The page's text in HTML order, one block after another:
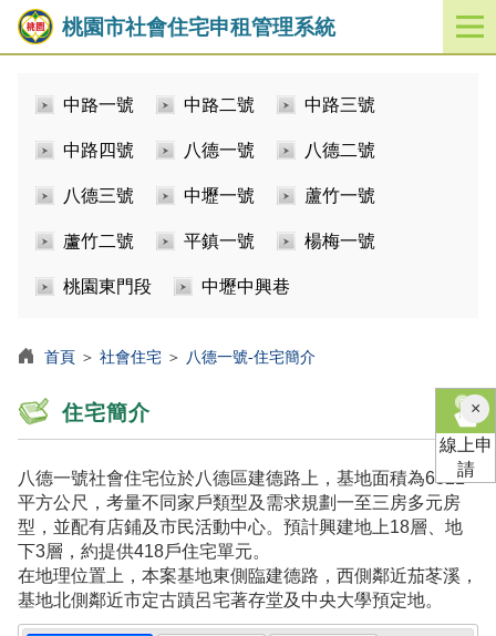
桃園市社會住宅申租管理系統
開
啟
中路一號 中路二號 中路三號
中路四號 八德一號 八德二號
八德三號 中壢一號 蘆竹一號
蘆竹二號 平鎮一號 楊梅一號
桃園東門段 中壢中興巷
首頁 ＞ 社會住宅 ＞ 八德一號-住宅簡介
住宅簡介
八德一號社會住宅位於八德區建德路上，基地面積為6821
平方公尺，考量不同家戶類型及需求規劃一至三房多元房
型，並配有店鋪及市民活動中心。預計興建地上18層、地
下3層，約提供418戶住宅單元。
在地理位置上，本案基地東側臨建德路，西側鄰近茄苳溪，
基地北側鄰近市定古蹟呂宅著存堂及中央大學預定地。
×關
閉
線上申
請